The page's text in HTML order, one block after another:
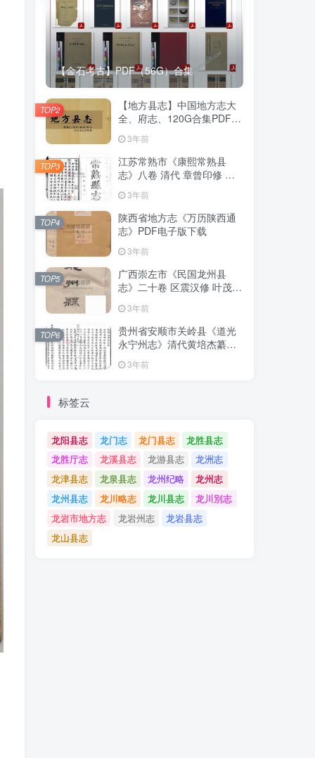
【金石考古】PDF（56G）合集
【地方县志】中国地方志大
全、府志、120G合集PDF高
清下载
3年前
TOP2
江苏常熟市《康熙常熟县
志》八卷 清代 章曾印修 曾
倬纂PDF影印本高清电子版
下载3年前
TOP3
陕西省地方志《万历陕西通
志》PDF电子版下载
3年前
TOP4
广西崇左市《民国龙州县
志》二十卷 区震汉修 叶茂基
载3年前
TOP5
贵州省安顺市关岭县《道光
永宁州志》清代黄培杰纂修
3年前
TOP6
标签云
龙阳县志 龙门志 龙门县志
龙胜县志
龙胜厅志
龙溪县志 龙游县志
龙洲志
龙津县志
龙泉县志 龙州纪略
龙州志
龙州县志
龙川略志 龙川县志
龙川別志
龙岩市地方志
龙岩州志
龙岩县志
龙山县志